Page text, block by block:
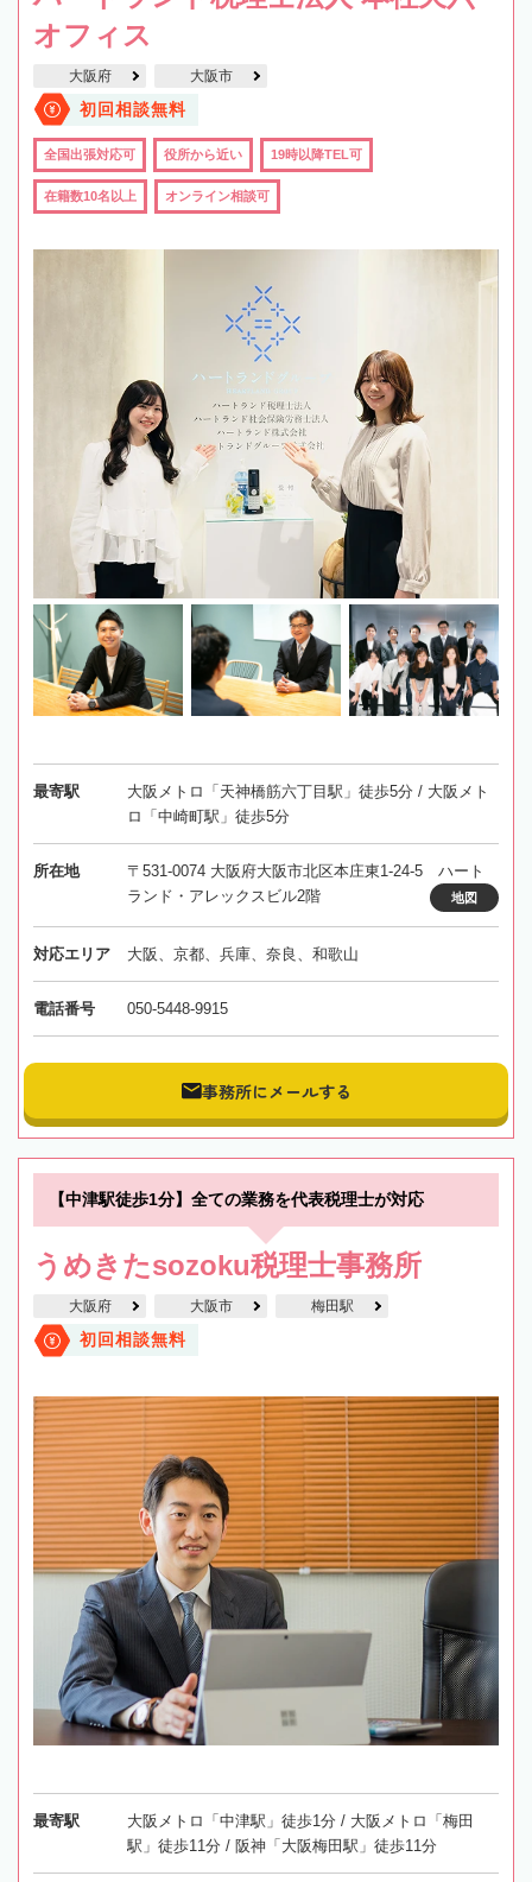
オフィス
大阪府 大阪市
初回相談無料
全国出張対応可 役所から近い 19時以降TEL可
在籍数10名以上 オンライン相談可
最寄駅
大阪メトロ「天神橋筋六丁目駅」徒歩5分 / 大阪メト
ロ「中崎町駅」徒歩5分
所在地
〒531-0074 大阪府大阪市北区本庄東1-24-5 ハート
ランド・アレックスビル2階
地図
対応エリア 大阪、京都、兵庫、奈良、和歌山
電話番号 050-5448-9915
事務所にメールする
【中津駅徒歩1分】全ての業務を代表税理士が対応
うめきたsozoku税理士事務所
大阪府 大阪市 梅田駅
初回相談無料
最寄駅
大阪メトロ「中津駅」徒歩1分 / 大阪メトロ「梅田
駅」徒歩11分 / 阪神「大阪梅田駅」徒歩11分